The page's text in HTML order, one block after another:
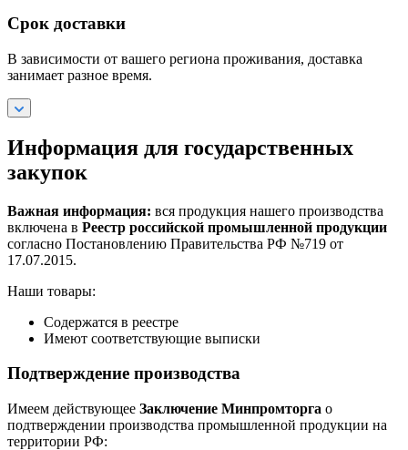
Срок доставки
В зависимости от вашего региона проживания, доставка
занимает разное время.
Информация для государственных
закупок
Важная информация: вся продукция нашего производства
включена в Реестр российской промышленной продукции
согласно Постановлению Правительства РФ №719 от
17.07.2015.
Наши товары:
Содержатся в реестре
Имеют соответствующие выписки
Подтверждение производства
Имеем действующее Заключение Минпромторга о
подтверждении производства промышленной продукции на
территории РФ: